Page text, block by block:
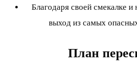
Благодаря своей смекалке
выход из самых
План